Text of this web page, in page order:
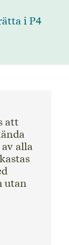
i P4
att
alla
utan